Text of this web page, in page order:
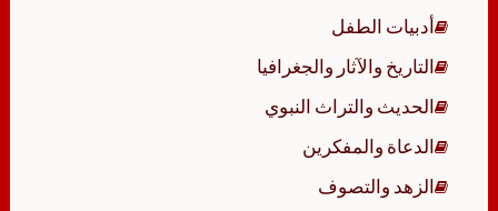
أدبيات الطفل
التاريخ والآثار والجغرافيا
الحديث والتراث النبوي
الدعاة والمفكرين
الزهد والتصوف